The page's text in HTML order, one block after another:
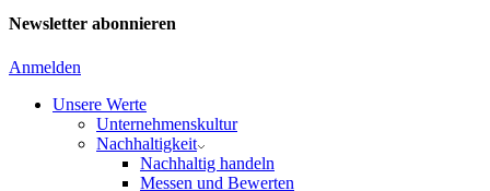
Newsletter abonnieren
Anmelden
Unsere Werte
Unternehmenskultur
Nachhaltigkeit
Nachhaltig handeln
Messen und Bewerten